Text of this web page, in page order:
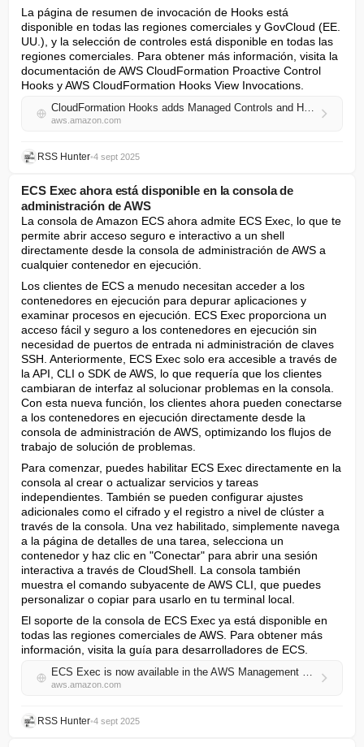
La página de resumen de invocación de Hooks está
disponible en todas las regiones comerciales y GovCloud (EE.
UU.), y la selección de controles está disponible en todas las
regiones comerciales. Para obtener más información, visita la
documentación de AWS CloudFormation Proactive Control
Hooks y AWS CloudFormation Hooks View Invocations.
CloudFormation Hooks adds Managed Controls and Hook Activity Summary
aws.amazon.com
RSS Hunter•4 sept 2025
ECS Exec ahora está disponible en la consola de
administración de AWS
La consola de Amazon ECS ahora admite ECS Exec, lo que te
permite abrir acceso seguro e interactivo a un shell
directamente desde la consola de administración de AWS a
cualquier contenedor en ejecución.
Los clientes de ECS a menudo necesitan acceder a los
contenedores en ejecución para depurar aplicaciones y
examinar procesos en ejecución. ECS Exec proporciona un
acceso fácil y seguro a los contenedores en ejecución sin
necesidad de puertos de entrada ni administración de claves
SSH. Anteriormente, ECS Exec solo era accesible a través de
la API, CLI o SDK de AWS, lo que requería que los clientes
cambiaran de interfaz al solucionar problemas en la consola.
Con esta nueva función, los clientes ahora pueden conectarse
a los contenedores en ejecución directamente desde la
consola de administración de AWS, optimizando los flujos de
trabajo de solución de problemas.
Para comenzar, puedes habilitar ECS Exec directamente en la
consola al crear o actualizar servicios y tareas
independientes. También se pueden configurar ajustes
adicionales como el cifrado y el registro a nivel de clúster a
través de la consola. Una vez habilitado, simplemente navega
a la página de detalles de una tarea, selecciona un
contenedor y haz clic en "Conectar" para abrir una sesión
interactiva a través de CloudShell. La consola también
muestra el comando subyacente de AWS CLI, que puedes
personalizar o copiar para usarlo en tu terminal local.
El soporte de la consola de ECS Exec ya está disponible en
todas las regiones comerciales de AWS. Para obtener más
información, visita la guía para desarrolladores de ECS.
ECS Exec is now available in the AWS Management Console
aws.amazon.com
RSS Hunter•4 sept 2025